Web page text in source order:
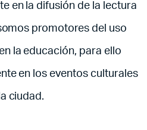
en la difusión de la lectura
promotores del uso
la educación, para ello
en los eventos culturales
ciudad.